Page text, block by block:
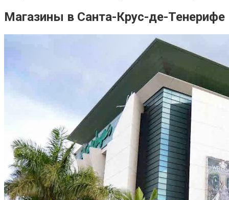
Магазины в Санта-Круc-де-Тенерифе